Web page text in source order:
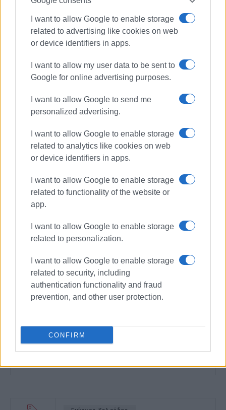
I want to allow Google to enable storage
related to advertising like cookies on web
or device identifiers in apps.
I want to allow my user data to be sent to
Google for online advertising purposes.
I want to allow Google to send me
personalized advertising.
I want to allow Google to enable storage
related to analytics like cookies on web
or device identifiers in apps.
I want to allow Google to enable storage
related to functionality of the website or
app.
I want to allow Google to enable storage
related to personalization.
I want to allow Google to enable storage
related to security, including
authentication functionality and fraud
prevention, and other user protection.
CONFIRM
Εμφανίσεις: 84
Ακολουθήστε το enimerosi στο